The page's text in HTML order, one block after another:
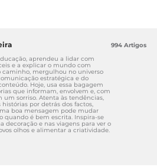
aprendeu a lidar com
e a explicar o mundo com
caminho, mergulhou no universo
estratégica e do
Hoje, usa essa bagagem
que informam, envolvem e, com
um sorriso. Atenta às tendências,
histórias por detrás dos factos,
boa mensagem pode mudar
quando é bem escrita. Inspira-se
decoração e nas viagens para ver o
olhos e alimentar a criatividade.
994 Artigos